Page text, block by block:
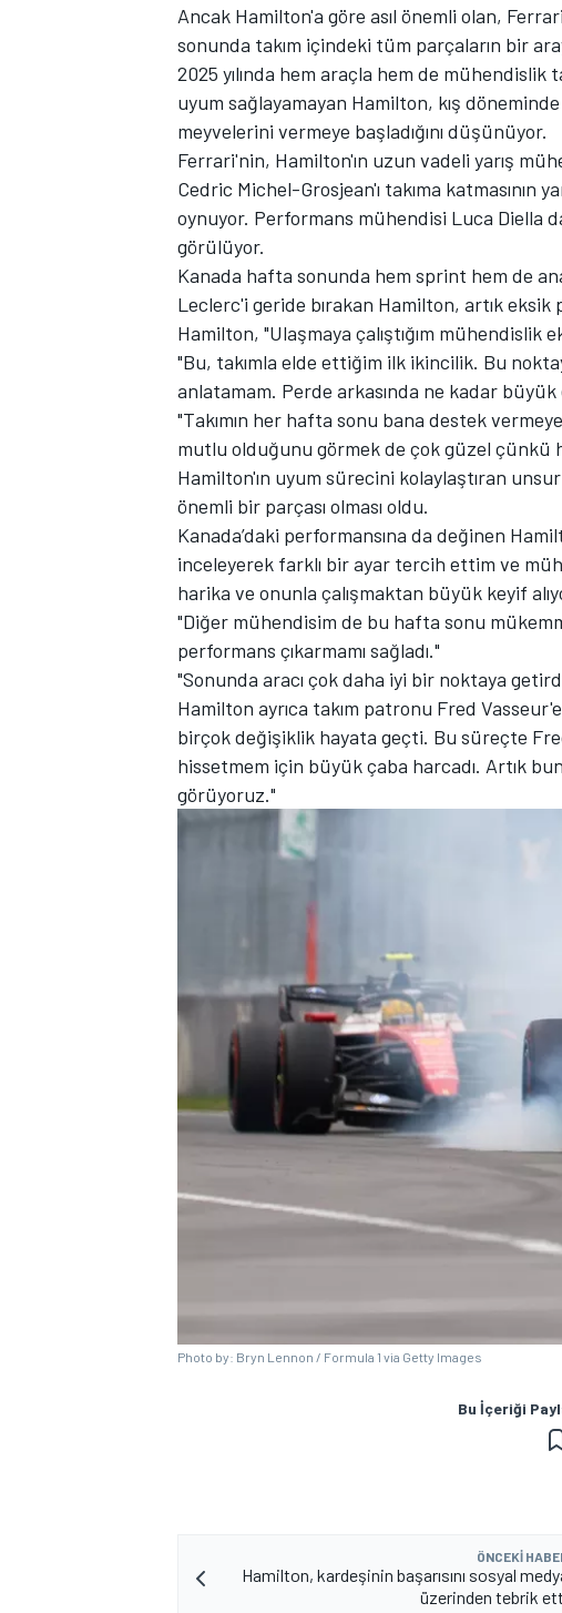
TÜRK SPORCULAR
MOTOSİKLET
Ancak Hamilton'a göre asıl önemli olan,
sonunda takım içindeki tüm parçaların bir
2025 yılında hem araçla hem de mühendislik
uyum sağlayamayan Hamilton, kış
meyvelerini vermeye başladığını düşünüyor.
Ferrari'nin, Hamilton'ın uzun vadeli yarış
Cedric Michel-Grosjean'ı takıma katmasının
oynuyor. Performans mühendisi Luca Diella
görülüyor.
Kanada hafta sonunda hem sprint hem de
Leclerc'i geride bırakan Hamilton, artık
Hamilton, "Ulaşmaya çalıştığım mühendislik
"Bu, takımla elde ettiğim ilk ikincilik. Bu
anlatamam. Perde arkasında ne kadar
"Takımın her hafta sonu bana destek
mutlu olduğunu görmek de çok güzel çünkü
Hamilton'ın uyum sürecini kolaylaştıran
önemli bir parçası olması oldu.
Kanada’daki performansına da değinen
inceleyerek farklı bir ayar tercih ettim ve
harika ve onunla çalışmaktan büyük keyif
"Diğer mühendisim de bu hafta sonu
performans çıkarmamı sağladı."
"Sonunda aracı çok daha iyi bir noktaya
Hamilton ayrıca takım patronu Fred
birçok değişiklik hayata geçti. Bu süreçte
hissetmem için büyük çaba harcadı. Artık
görüyoruz."
Photo by: Bryn Lennon / Formula 1 via Getty Images
Bu İçeriği
ÖNCEKI
Hamilton, kardeşinin başarısını sosyal
üzerinden tebrik